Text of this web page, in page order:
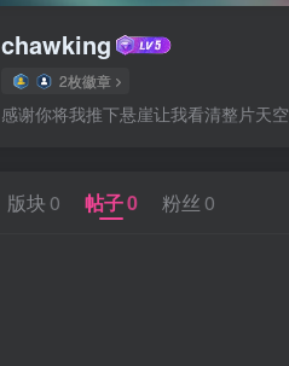
chawking
2枚徽章
感谢你将我推下悬崖让我看清整片天空
版块 0 帖子0 粉丝 0